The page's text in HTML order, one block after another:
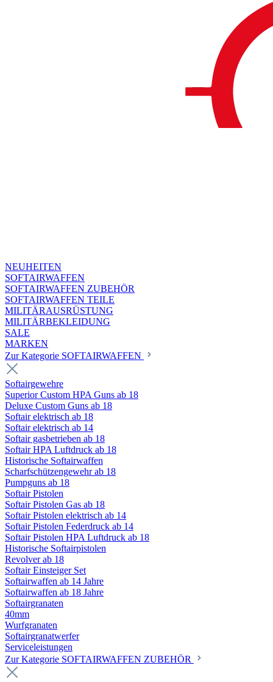
NEUHEITEN
SOFTAIRWAFFEN
SOFTAIRWAFFEN ZUBEHÖR
SOFTAIRWAFFEN TEILE
MILITÄRAUSRÜSTUNG
MILITÄRBEKLEIDUNG
SALE
MARKEN
Zur Kategorie SOFTAIRWAFFEN
Softairgewehre
Superior Custom HPA Guns ab 18
Deluxe Custom Guns ab 18
Softair elektrisch ab 18
Softair elektrisch ab 14
Softair gasbetrieben ab 18
Softair HPA Luftdruck ab 18
Historische Softairwaffen
Scharfschützengewehr ab 18
Pumpguns ab 18
Softair Pistolen
Softair Pistolen Gas ab 18
Softair Pistolen elektrisch ab 14
Softair Pistolen Federdruck ab 14
Softair Pistolen HPA Luftdruck ab 18
Historische Softairpistolen
Revolver ab 18
Softair Einsteiger Set
Softairwaffen ab 14 Jahre
Softairwaffen ab 18 Jahre
Softairgranaten
40mm
Wurfgranaten
Softairgranatwerfer
Serviceleistungen
Zur Kategorie SOFTAIRWAFFEN ZUBEHÖR